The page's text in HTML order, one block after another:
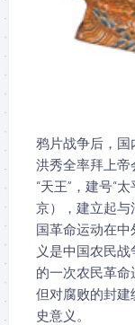
鸦片战争后，国
洪秀全率拜上
“天王”，建号“
京），建立起与
国革命运动在
义是中国农民
的一次农民革命
但对腐败的封
史意义。